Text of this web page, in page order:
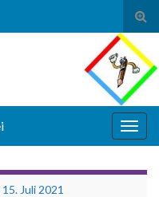
Juli 2021